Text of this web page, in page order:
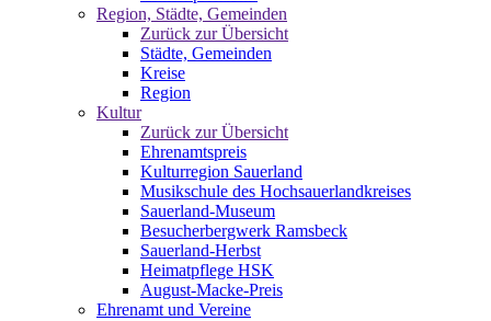
Region, Städte, Gemeinden
Zurück zur Übersicht
Städte, Gemeinden
Kreise
Region
Kultur
Zurück zur Übersicht
Ehrenamtspreis
Kulturregion Sauerland
Musikschule des Hochsauerlandkreises
Sauerland-Museum
Besucherbergwerk Ramsbeck
Sauerland-Herbst
Heimatpflege HSK
August-Macke-Preis
Ehrenamt und Vereine